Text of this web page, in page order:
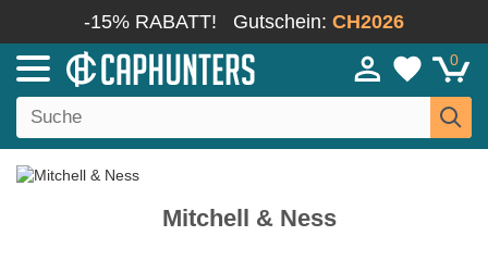
-15% RABATT! Gutschein: CH2026
0
Mitchell & Ness